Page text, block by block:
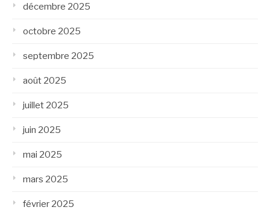
décembre 2025
octobre 2025
septembre 2025
août 2025
juillet 2025
juin 2025
mai 2025
mars 2025
février 2025